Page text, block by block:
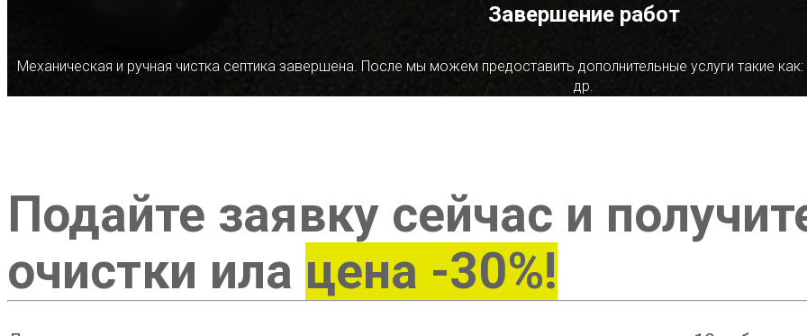
Завершение работ
Механическая и ручная чистка септика завершена. После мы можем предоставить дополнительные услуги такие
др.
Подайте заявку сейчас и
очистки ила цена -30%!